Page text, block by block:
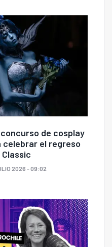
de cosplay
el regreso
2026 - 09:02